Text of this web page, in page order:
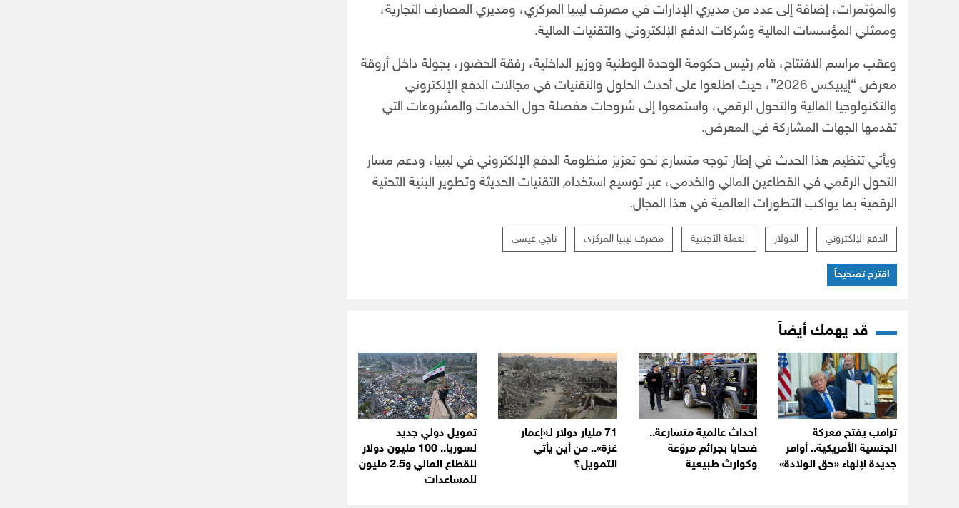
والمؤتمرات، إضافة إلى عدد من مديري الإدارات في مصرف ليبيا المركزي، ومديري المصارف التجارية،
وممثلي المؤسسات المالية وشركات الدفع الإلكتروني والتقنيات المالية.
وعقب مراسم الافتتاح، قام رئيس حكومة الوحدة الوطنية ووزير الداخلية، رفقة الحضور، بجولة داخل أروقة
معرض “إيبيكس 2026”، حيث اطلعوا على أحدث الحلول والتقنيات في مجالات الدفع الإلكتروني
والتكنولوجيا المالية والتحول الرقمي، واستمعوا إلى شروحات مفصلة حول الخدمات والمشروعات التي
تقدمها الجهات المشاركة في المعرض.
ويأتي تنظيم هذا الحدث في إطار توجه متسارع نحو تعزيز منظومة الدفع الإلكتروني في ليبيا، ودعم مسار
التحول الرقمي في القطاعين المالي والخدمي، عبر توسيع استخدام التقنيات الحديثة وتطوير البنية التحتية
الرقمية بما يواكب التطورات العالمية في هذا المجال.
الدفع الإلكتروني الدولار العملة الأجنبية مصرف ليبيا المركزي ناجي عيسى
اقترح تصحيحاً
قد يهمك أيضاً
ترامب يفتح معركة
الجنسية الأمريكية.. أوامر
جديدة لإنهاء «حق الولادة»
أحداث عالمية متسارعة..
ضحايا بجرائم مروّعة
وكوارث طبيعية
71 مليار دولار لـ«إعمار
غزة».. من أين يأتي
التمويل؟
تمويل دولي جديد
لسوريا.. 100 مليون دولار
للقطاع المالي و2.5 مليون
للمساعدات